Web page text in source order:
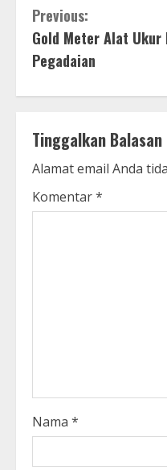
C
o
n
i
n
u
d
i
n
Previous:
Gold Meter Alat Ukur
Pegadaian
Tinggalkan Balasan
Alamat email Anda
Komentar*
Nama *